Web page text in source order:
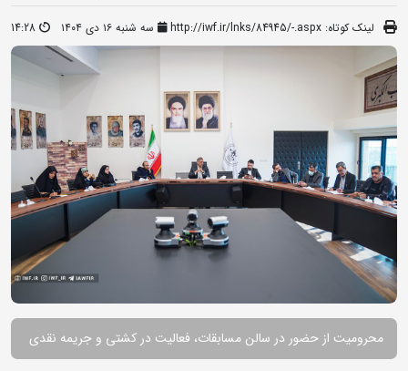
لینک کوتاه: http://iwf.ir/lnks/84945/-.aspx سه شنبه ۱۶ دی ۱۴۰۴ 14:28
محرومیت از حضور در سالن مسابقات، فعالیت در کشتی و جریمه نقدی